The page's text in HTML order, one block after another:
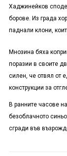
Хаджинейков
борове. Из града
паднали клони,
Мнозина бяха
поразии в своите
силен, че отвял от
конструкции за
В ранните часове
безоблачното
сгради във